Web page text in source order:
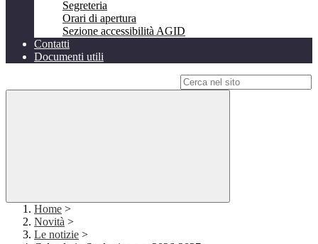
Segreteria
Orari di apertura
Sezione accessibilità AGID
Contatti
Documenti utili
Home >
Novità >
Le notizie >